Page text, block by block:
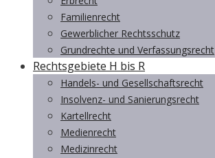
Familienrecht
Gewerblicher Rechtsschutz
Grundrechte und Verfassungsrecht
Rechtsgebiete H bis R
Handels- und Gesellschaftsrecht
Insolvenz- und Sanierungsrecht
Kartellrecht
Medienrecht
Medizinrecht